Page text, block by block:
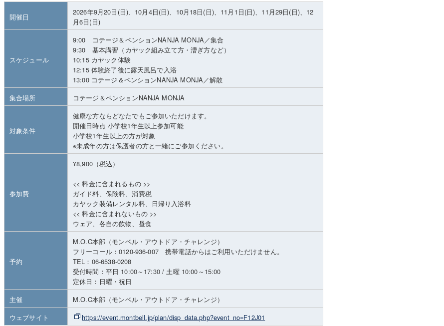
開催日
2026年9月20日(日)、10月4日(日)、10月18日(日)、11月1日(日)、11月29日(日)、12
月6日(日)
スケジュール
9:00 コテージ＆ペンションNANJA MONJA／集合
9:30 基本講習（カヤック組み立て方・漕ぎ方など）
10:15 カヤック体験
12:15 体験終了後に露天風呂で入浴
13:00 コテージ＆ペンションNANJA MONJA／解散
集合場所
コテージ＆ペンションNANJA MONJA
対象条件
健康な方ならどなたでもご参加いただけます。
開催日時点 小学校1年生以上参加可能
小学校1年生以上の方が対象
※未成年の方は保護者の方と一緒にご参加ください。
参加費
¥8,900（税込）
<< 料金に含まれるもの >>
ガイド料、保険料、消費税
カヤック装備レンタル料、日帰り入浴料
<< 料金に含まれないもの >>
ウェア、各自の飲物、昼食
予約
M.O.C本部（モンベル・アウトドア・チャレンジ）
フリーコール：0120-936-007 携帯電話からはご利用いただけません。
TEL：06-6538-0208
受付時間：平日 10:00～17:30 / 土曜 10:00～15:00
定休日：日曜・祝日
主催
M.O.C本部（モンベル・アウトドア・チャレンジ）
ウェブサイト
https://event.montbell.jp/plan/disp_data.php?event_no=F12J01